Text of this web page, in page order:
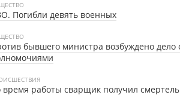
Погибли девять военных
бывшего министра возбуждено дело
время работы сварщик получил